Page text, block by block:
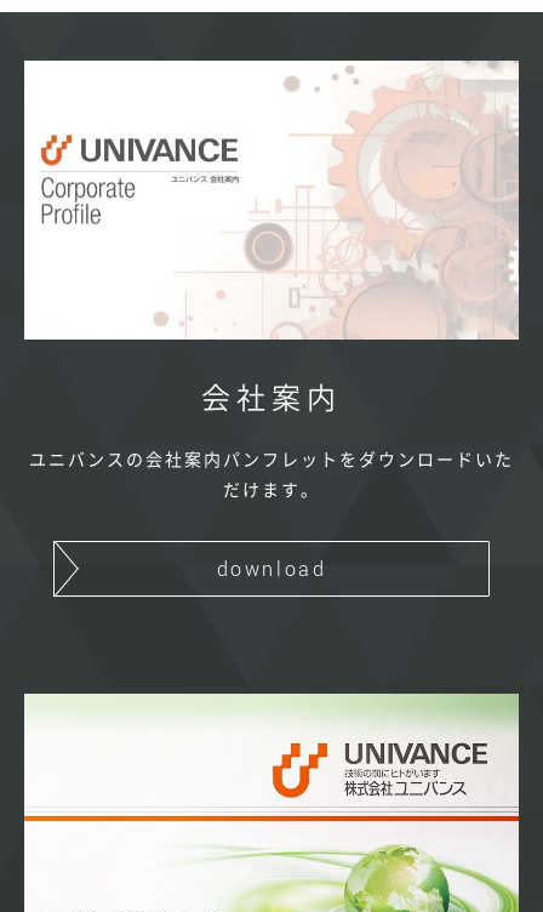
会社案内
ユニバンスの会社案内パンフレットをダウンロードいた
だけます。
download